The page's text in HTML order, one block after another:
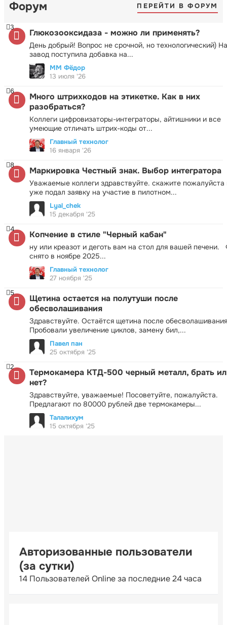
Форум ПЕРЕЙТИ В ФОРУМ
Глюкозооксидаза - можно ли применять?
День добрый! Вопрос не срочной, но технологический) На
завод поступила добавка на...
3
ММ Фёдор
13 июля '26
Много штрихкодов на этикетке. Как в них
разобраться?
Коллеги цифровизаторы-интеграторы, айтишники и все
умеющие отличать штрих-коды от...
6
Главный технолог
16 января '26
Маркировка Честный знак. Выбор интегратора
Уважаемые коллеги здравствуйте. скажите пожалуйста
уже подал заявку на участие в пилотном...
8
Lyal_chek
15 декабря '25
Копчение в стиле "Черный кабан"
ну или креазот и деготь вам на стол для вашей печени.
снято в ноябре 2025...
4
Главный технолог
27 ноября '25
Щетина остается на полутуши после
обесволашивания
Здравствуйте. Остаётся щетина после
Пробовали увеличение циклов, замену бил,...
5
Павел пан
25 октября '25
Термокамера КТД-500 черный металл, брать
нет?
Здравствуйте, уважаемые! Посоветуйте, пожалуйста.
Предлагают по 80000 рублей две термокамеры...
2
Талалихум
15 октября '25
Авторизованные пользователи
(за сутки)
14 Пользователей Online за последние 24 часа